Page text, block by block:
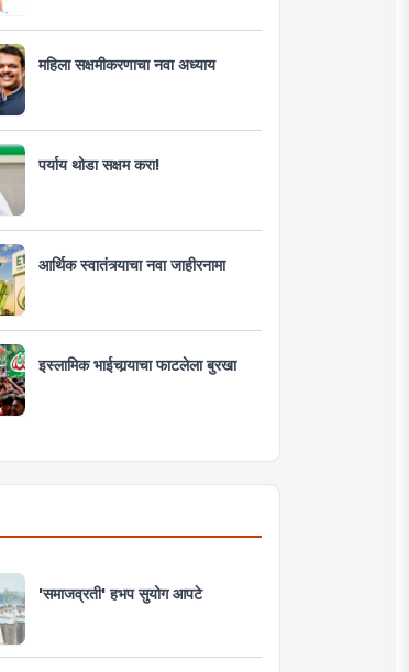
महिला सक्षमीकरणाचा नवा अध्याय
पर्याय थोडा सक्षम करा!
आर्थिक स्वातंत्र्याचा नवा जाहीरनामा
इस्लामिक भाईचार्‍याचा फाटलेला बुरखा
'समाजव्रती' हभप सुयोग आपटे